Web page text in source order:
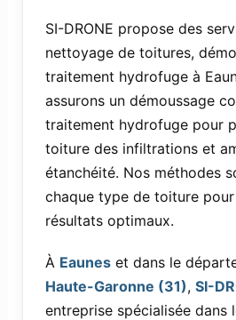
SI-DRONE propose des
nettoyage de toitures,
traitement hydrofuge à
assurons un démoussage
traitement hydrofuge pour
toiture des infiltrations et
étanchéité. Nos méthodes
chaque type de toiture
résultats optimaux.
À Eauneset dans le
Haute-Garonne (31), SI-
entreprise spécialisée dans